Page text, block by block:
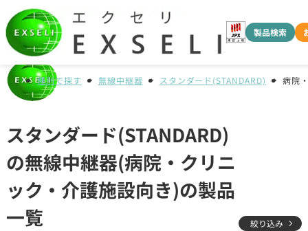
製品検索
種別で探す 無線中継器 スタンダード(STANDARD) 病院
スタンダード(STANDARD)
の無線中継器(病院・クリニ
ック・介護施設向き)の製品
一覧
絞り込み